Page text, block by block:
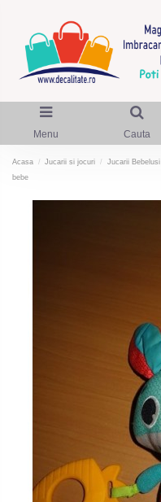
Menu Cauta
Acasa Jucarii si jocuri Jucarii Bebelusi
bebe